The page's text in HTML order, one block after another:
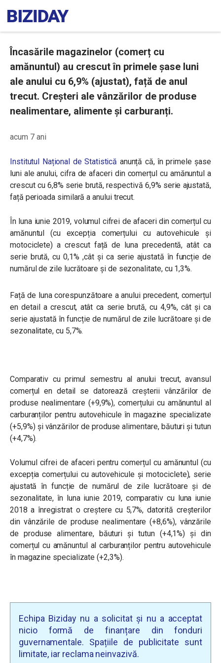
Încasările magazinelor (comerț cu
amănuntul) au crescut în primele șase luni
ale anului cu 6,9% (ajustat), față de anul
trecut. Creșteri ale vânzărilor de produse
nealimentare, alimente și carburanți.
acum 7 ani
Institutul Național de Statistică anunță că, în primele șase
luni ale anului, cifra de afaceri din comerțul cu amănuntul a
crescut cu 6,8% serie brută, respectivă 6,9% serie ajustată,
față perioada similară a anului trecut.
În luna iunie 2019, volumul cifrei de afaceri din comerțul cu
amănuntul (cu excepția comerțului cu autovehicule și
motociclete) a crescut față de luna precedentă, atât ca
serie brută, cu 0,1% ,cât și ca serie ajustată în funcție de
numărul de zile lucrătoare și de sezonalitate, cu 1,3%.
Față de luna corespunzătoare a anului precedent, comerțul
en detail a crescut, atât ca serie brută, cu 4,9%, cât și ca
serie ajustată în funcție de numărul de zile lucrătoare și de
sezonalitate, cu 5,7%.
Comparativ cu primul semestru al anului trecut, avansul
comerțul en detail se datorează creșterii vânzărilor de
produse nealimentare (+9,9%), comerțului cu amănuntul al
carburanților pentru autovehicule în magazine specializate
(+5,9%) și vânzărilor de produse alimentare, băuturi și tutun
(+4,7%).
Volumul cifrei de afaceri pentru comerțul cu amănuntul (cu
excepția comerțului cu autovehicule și motociclete), serie
ajustată în funcție de numărul de zile lucrătoare și de
sezonalitate, în luna iunie 2019, comparativ cu luna iunie
2018 a înregistrat o creștere cu 5,7%, datorită creșterilor
din vânzările de produse nealimentare (+8,6%), vânzările
de produse alimentare, băuturi și tutun (+4,1%) și din
comerțul cu amănuntul al carburanților pentru autovehicule
în magazine specializate (+2,3%).
Echipa Biziday nu a solicitat și nu a acceptat
nicio formă de finanțare din fonduri
guvernamentale. Spațiile de publicitate sunt
limitate, iar reclama neinvazivă.